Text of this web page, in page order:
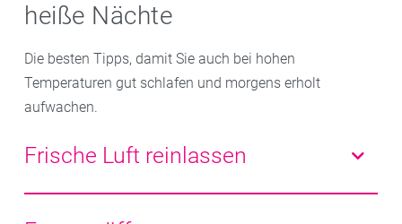
heiße Nächte
Die besten Tipps, damit Sie auch bei hohen
Temperaturen gut schlafen und morgens erholt
aufwachen.
Frische Luft reinlassen
Lüften Sie am besten morgens gut durch, solange die